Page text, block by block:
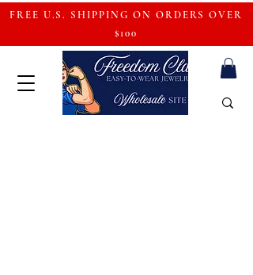
FREE U.S. SHIPPING ON ORDERS OVER
$100